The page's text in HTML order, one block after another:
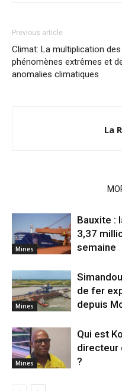
Previous article
Climat: La multiplication des
phénomènes extrêmes et
anomalies climatiques
La
Mines
Bauxite :
3,37
semaine
Mines
de fer
depuis
Mines
Qui est
directeur
?